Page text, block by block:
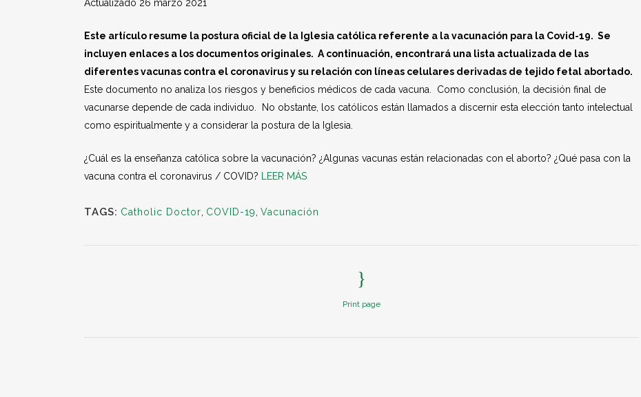
Actualizado 26 marzo 2021
Este artículo resume la postura oficial de la Iglesia católica referente a la vacunación para la Covid-19. Se
incluyen enlaces a los documentos originales. A continuación, encontrará una lista actualizada de las
diferentes vacunas contra el coronavirus y su relación con líneas celulares derivadas de tejido fetal abortado.
Este documento no analiza los riesgos y beneficios médicos de cada vacuna. Como conclusión, la decisión final de
vacunarse depende de cada individuo. No obstante, los católicos están llamados a discernir esta elección tanto intelectual
como espiritualmente y a considerar la postura de la Iglesia.
¿Cuál es la enseñanza católica sobre la vacunación? ¿Algunas vacunas están relacionadas con el aborto? ¿Qué pasa con la
vacuna contra el coronavirus / COVID?
LEER MÁS
TAGS: Catholic Doctor COVID-19 Vacunación
Print page